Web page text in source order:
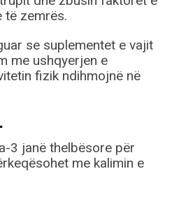
të zemrës.
se suplementet e vajit
me ushqyerjen e
fizik ndihmojnë në
3 janë thelbësore për
me kalimin e